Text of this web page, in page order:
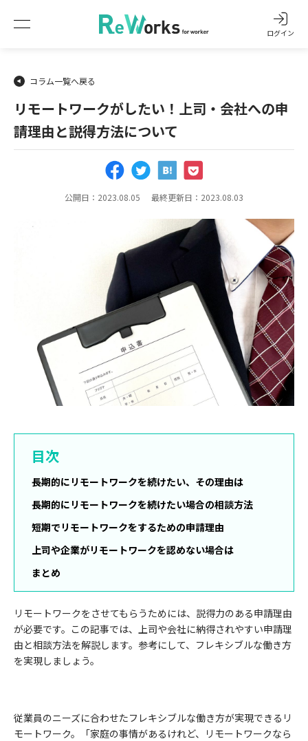
ログイン
コラム一覧へ戻る
リモートワークがしたい！上司・会社への申
請理由と説得方法について
公開日：2023.08.05 最終更新日：2023.08.03
目次
長期的にリモートワークを続けたい、その理由は
長期的にリモートワークを続けたい場合の相談方法
短期でリモートワークをするための申請理由
上司や企業がリモートワークを認めない場合は
まとめ
リモートワークをさせてもらうためには、説得力のある申請理由
が必要です。この記事では、上司や会社に納得されやすい申請理
由と相談方法を解説します。参考にして、フレキシブルな働き方
を実現しましょう。
従業員のニーズに合わせたフレキシブルな働き方が実現できるリ
モートワーク。「家庭の事情があるけれど、リモートワークなら